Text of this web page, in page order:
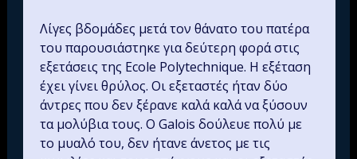
Λίγες βδομάδες μετά τον θάνατο του πατέρα
του παρουσιάστηκε για δεύτερη φορά στις
εξετάσεις της Ecole Polytechnique. Η εξέταση
έχει γίνει θρύλος. Oι εξεταστές ήταν δύο
άντρες που δεν ξέρανε καλά καλά να ξύσουν
τα μολύβια τους. Ο Galois δούλευε πολύ με
το μυαλό του, δεν ήτανε άνετος με τις